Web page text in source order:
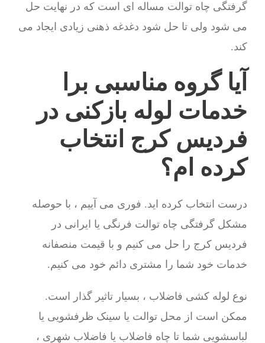
گرفتگی چاه توالت مساله ای است که در نهایت حل
می شود ولی تا حل شود دغدغه ذهنی زیادی ایجاد می
کند.
آیا گروه مناسبی برا
خدمات لوله بازکنی در
فردیس کرج انتخاب
کرده ام؟
درست انتخاب کرده اید. فوری می آییم ، با حوصله
مشکل گرفتگی چاه توالت فرنگی یا ایرانی در
فردیس کرج را حل می کنیم و با قیمت منصفانه
خدمات خود شما را مشتری دائم خود می کنیم.
نوع لوله کشی فاضلاب ، بسیار تاثیر گذار است.
ممکن است از محل توالت یا سینک ظرفشویی یا
لباسشویی شما تا چاه فاضلاب یا فاضلاب شهری ،